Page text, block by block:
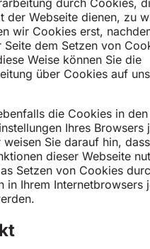
durch Cookies,
der Webseite dienen, zu
wir Cookies erst,
dem Setzen von
Weise können Sie die
über Cookies auf
die Cookies in den
Ihres Browsers
Sie darauf hin,
dieser Webseite
Setzen von Cookies
in Ihrem Internetbrowsers